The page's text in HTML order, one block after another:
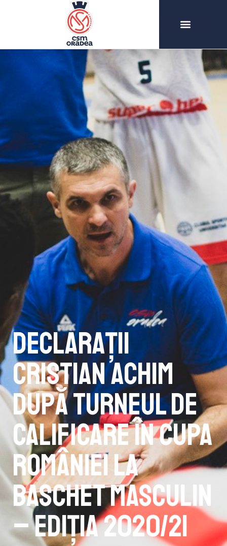
Declarații
Cristian Achim
după turneul de
calificare în Cupa
României la
baschet masculin
– ediția 2020/21